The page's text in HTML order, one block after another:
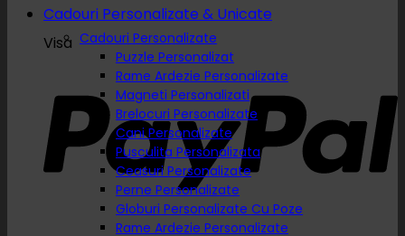
Visa
Cadouri Personalizate & Unicate
Cadouri Personalizate
Puzzle Personalizat
Rame Ardezie Personalizate
Magneti Personalizati
Brelocuri Personalizate
Cani Personalizate
Pusculita Personalizata
Ceasuri Personalizate
Perne Personalizate
Globuri Personalizate Cu Poze
Rame Ardezie Personalizate